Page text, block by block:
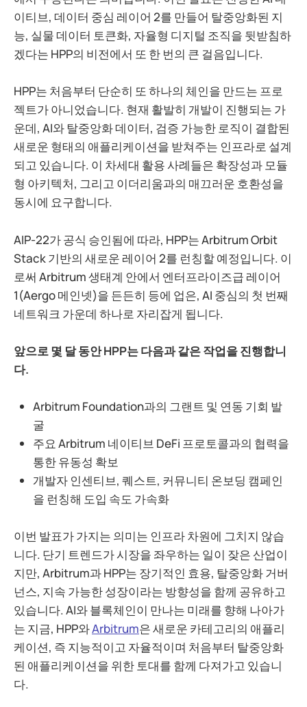
이티브, 데이터 중심 레이어 2를 만들어 탈중앙화된 지
능, 실물 데이터 토큰화, 자율형 디지털 조직을 뒷받침하
겠다는 HPP의 비전에서 또 한 번의 큰 걸음입니다.
HPP는 처음부터 단순히 또 하나의 체인을 만드는 프로
젝트가 아니었습니다. 현재 활발히 개발이 진행되는 가
운데, AI와 탈중앙화 데이터, 검증 가능한 로직이 결합된
새로운 형태의 애플리케이션을 받쳐주는 인프라로 설계
되고 있습니다. 이 차세대 활용 사례들은 확장성과 모듈
형 아키텍처, 그리고 이더리움과의 매끄러운 호환성을
동시에 요구합니다.
AIP-22가 공식 승인됨에 따라, HPP는 Arbitrum Orbit
Stack 기반의 새로운 레이어 2를 런칭할 예정입니다. 이
로써 Arbitrum 생태계 안에서 엔터프라이즈급 레이어
1(Aergo 메인넷)을 든든히 등에 업은, AI 중심의 첫 번째
네트워크 가운데 하나로 자리잡게 됩니다.
앞으로 몇 달 동안 HPP는 다음과 같은 작업을 진행합니
다.
Arbitrum Foundation과의 그랜트 및 연동 기회 발
굴
주요 Arbitrum 네이티브 DeFi 프로토콜과의 협력을
통한 유동성 확보
개발자 인센티브, 퀘스트, 커뮤니티 온보딩 캠페인
을 런칭해 도입 속도 가속화
이번 발표가 가지는 의미는 인프라 차원에 그치지 않습
니다. 단기 트렌드가 시장을 좌우하는 일이 잦은 산업이
지만, Arbitrum과 HPP는 장기적인 효용, 탈중앙화 거버
넌스, 지속 가능한 성장이라는 방향성을 함께 공유하고
있습니다. AI와 블록체인이 만나는 미래를 향해 나아가
는 지금, HPP와Arbitrum은 새로운 카테고리의 애플리
케이션, 즉 지능적이고 자율적이며 처음부터 탈중앙화
된 애플리케이션을 위한 토대를 함께 다져가고 있습니
다.